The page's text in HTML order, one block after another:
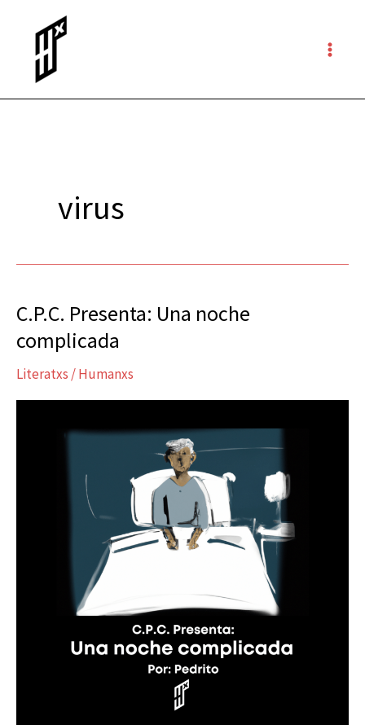
contenido
virus
C.P.C. Presenta: Una noche
complicada
Literatxs /Humanxs
C.P.C.
Presenta:
noche
complicada